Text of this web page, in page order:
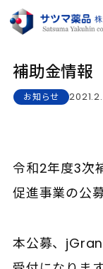
補助金情報
お知らせ
令和2年度3次
促進事業の公
本公募、